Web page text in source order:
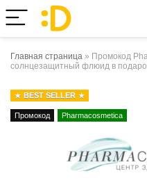
Главная страница » Промокод
солнцезащитный флюид в
BEST SELLER
Промокод Pharmacosmetica